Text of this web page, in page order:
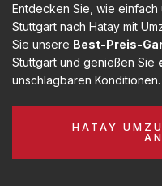
Entdecken Sie, wie einfach
Stuttgart nach Hatay mit
Sie unsere Best-Preis-
Stuttgart und genießen Sie
unschlagbaren Konditionen.
HATAY